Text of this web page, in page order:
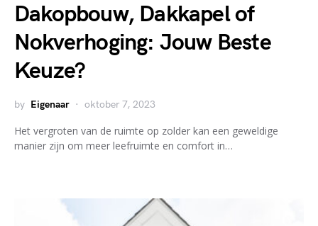
Dakopbouw, Dakkapel of
Nokverhoging: Jouw Beste
Keuze?
by Eigenaar oktober 7, 2023
Het vergroten van de ruimte op zolder kan een geweldige
manier zijn om meer leefruimte en comfort in…